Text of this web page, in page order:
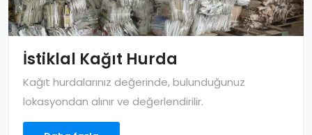
İstiklal Kağıt Hurda
Kağıt hurdalarınız değerinde, bulunduğunuz
lokasyondan alınır ve değerlendirilir.